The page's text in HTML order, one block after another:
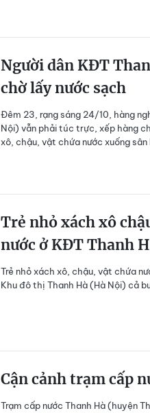
Người dân KĐT
chờ lấy nước sạch
Đêm 23, rạng sáng 24/10, hàng
Nội) vẫn phải túc trực, xếp hàng
xô, chậu, vật chứa nước xuống
Trẻ nhỏ xách xô
nước ở KĐT Thanh
Trẻ nhỏ xách xô, chậu, vật chứa
Khu đô thị Thanh Hà (Hà Nội) cả
Cận cảnh trạm cấp
Trạm cấp nước Thanh Hà (huyện